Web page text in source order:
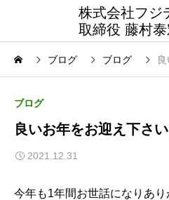
株式会社フジ
取締役 藤村
ブログ ブログ
ブログ
良いお年をお迎え下さい
2021.12.31
今年も1年間お世話になりあり